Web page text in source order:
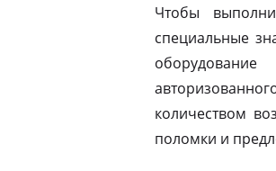
Чтобы
специальные
количеством
поломки и